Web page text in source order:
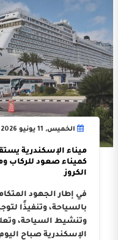
الخميس, 11 يونيو 2026
كميناء صعود للركاب
الكروز
في إطار الجهود
بالسياحة، وتنفيذًا
وتنشيط السياحة،